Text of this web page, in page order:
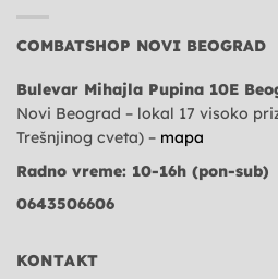
COMBATSHOP NOVI BEOGRAD
Bulevar Mihajla Pupina 10E
Novi Beograd – lokal 17 visoko
Trešnjinog cveta) – mapa
Radno vreme: 10-16h (pon-sub)
0643506606
KONTAKT